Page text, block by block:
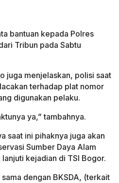
bantuan kepada Polres
Tribun pada Sabtu
juga menjelaskan, polisi saat
terhadap plat nomor
digunakan pelaku.
ya,” tambahnya.
saat ini pihaknya juga akan
Sumber Daya Alam
kejadian di TSI Bogor.
dengan BKSDA, (terkait